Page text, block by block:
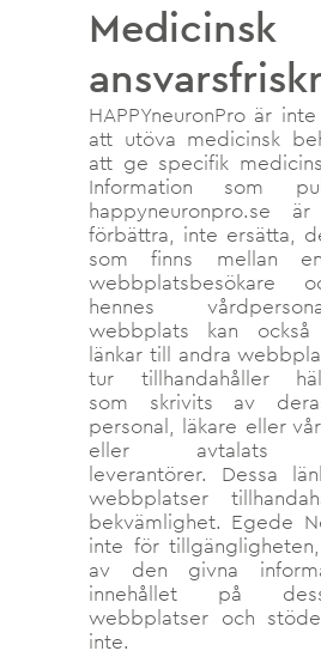
Medicinsk
HAPPYneuronPro är
att utöva medicinsk
att ge specifik
Information som
happyneuronpro.se
förbättra, inte ersätta,
som finns mellan
hennes
webbplats kan också
länkar till andra
tur tillhandahåller
som skrivits av
personal, läkare eller
eller avtalats
leverantörer. Dessa
webbplatser
bekvämlighet. Egede
inte för
av den givna
innehållet på
webbplatser och
inte.